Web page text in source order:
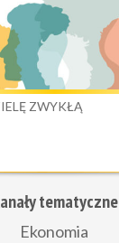
ZWYKŁĄ
tematyczne
Ekonomia